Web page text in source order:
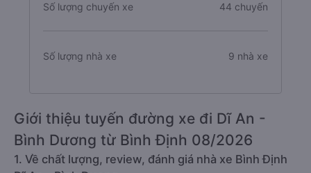
Số lượng chuyến xe 44 chuyến
Số lượng nhà xe 9 nhà xe
Giới thiệu tuyến đường xe đi Dĩ An -
Bình Dương từ Bình Định 08/2026
1. Về chất lượng, review, đánh giá nhà xe Bình Định